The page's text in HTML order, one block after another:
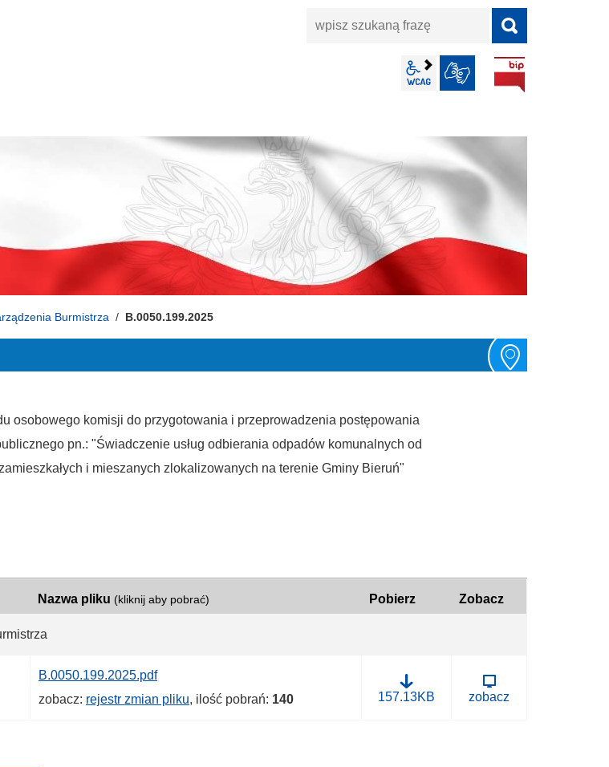
wpisz
wcag2.1
Burmistrza B.0050.199.2025
osobowego komisji do przygotowania i przeprowadzenia postępowania
pn.: "Świadczenie usług odbierania odpadów komunalnych od
i mieszanych zlokalizowanych na terenie Gminy Bieruń"
Nazwa pliku (kliknij aby pobrać) Pobierz Zobacz
B.0050.199.2025.pdf
zobacz: rejestr zmian pliku, ilość pobrań: 140 157.13KB zobacz